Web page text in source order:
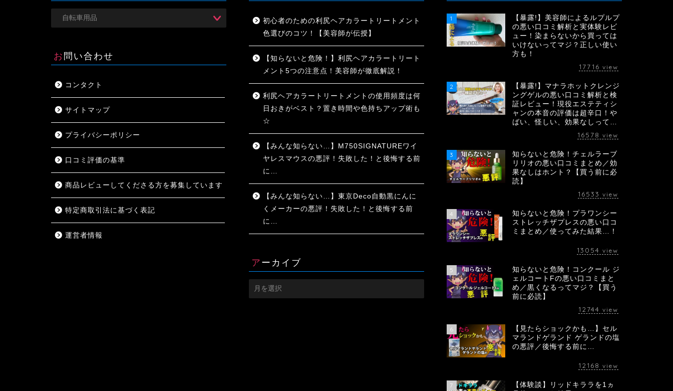
お問い合わせ
コンタクト
サイトマップ
プライバシーポリシー
口コミ評価の基準
商品レビューしてくださる方を募集しています
特定商取引法に基づく表記
運営者情報
初心者のための利尻ヘアカラートリートメント
色選びのコツ！【美容師が伝授】
【知らないと危険！】利尻ヘアカラートリート
メント5つの注意点！美容師が徹底解説！
利尻ヘアカラートリートメントの使用頻度は何
日おきがベスト？置き時間や色持ちアップ術も
☆
【みんな知らない…】M750SIGNATUREワイ
ヤレスマウスの悪評！失敗した！と後悔する前
に…
【みんな知らない…】東京Deco自動黒にんに
くメーカーの悪評！失敗した！と後悔する前
に…
アーカイブ
ア
ー
1
【暴露!】美容師によるルプルプ
の悪い口コミ解析と実体験レビ
ュー！染まらないから買っては
いけないってマジ？正しい使い
方も！
17716 view
2
【暴露!】マナラホットクレンジ
ングゲルの悪い口コミ解析と検
証レビュー！現役エステティシ
ャンの本音の評価は超辛口！や
ばい、怪しい、効果なしって…
16578 view
3
知らないと危険！チェルラーブ
リリオの悪い口コミまとめ／効
果なしはホント？【買う前に必
読】
16533 view
4
知らないと危険！プラワンシー
ストレッチザプレスの悪い口コ
ミまとめ／使ってみた結果…！
13054 view
5
知らないと危険！コンクール ジ
ェルコートFの悪い口コミまと
め／黒くなるってマジ？【買う
前に必読】
12744 view
6
【見たらショックかも…】セル
マランドゲランド ゲランドの塩
の悪評／後悔する前に…
12168 view
7
【体験談】リッドキララを1ヵ